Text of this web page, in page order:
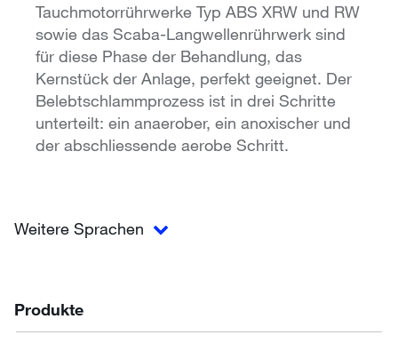
Tauchmotorrührwerke Typ ABS XRW und RW
sowie das Scaba-Langwellenrührwerk sind
für diese Phase der Behandlung, das
Kernstück der Anlage, perfekt geeignet. Der
Belebtschlammprozess ist in drei Schritte
unterteilt: ein anaerober, ein anoxischer und
der abschliessende aerobe Schritt.
Weitere Sprachen
Produkte